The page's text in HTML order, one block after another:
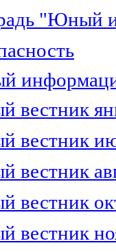
"Юный
вестник
вестник
вестник
вестник
вестник